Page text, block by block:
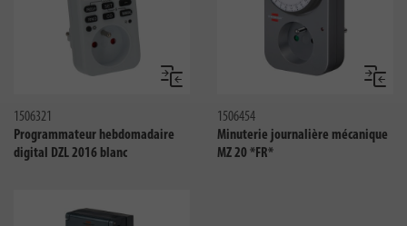
Comparer
1506321
Programmateur hebdomadaire
digital DZL 2016 blanc
1506454
Minuterie journalière mécanique
MZ 20 *FR*